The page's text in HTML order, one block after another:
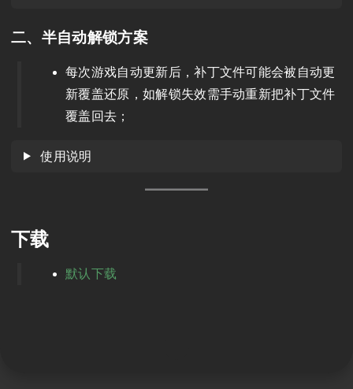
二、半自动解锁方案
每次游戏自动更新后，补丁文件可能会被自动更
新覆盖还原，如解锁失效需手动重新把补丁文件
覆盖回去；
使用说明
下载
默认下载